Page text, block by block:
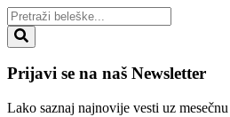
Prijavi se na naš Newsletter
Lako saznaj najnovije vesti uz